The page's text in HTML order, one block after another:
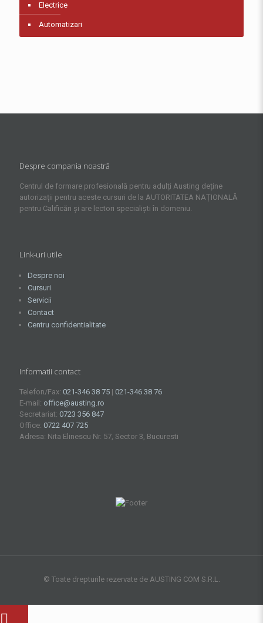
Electrice
Automatizari
Despre compania noastră
Centrul de formare profesională pentru adulți Austing deține
autorizații pentru aceste cursuri de la AUTORITATEA NAȚIONALĂ
pentru Calificări și are lectori specialiști în domeniu.
Link-uri utile
Despre noi
Cursuri
Servicii
Contact
Centru confidentialitate
Informatii contact
Telefon/Fax: 021-346 38 75 | 021-346 38 76
E-mail: office@austing.ro
Secretariat: 0723 356 847
Office: 0722 407 725
Adresa: Nita Elinescu Nr. 57, Sector 3, Bucuresti
© Toate drepturile rezervate de AUSTING COM S.R.L.